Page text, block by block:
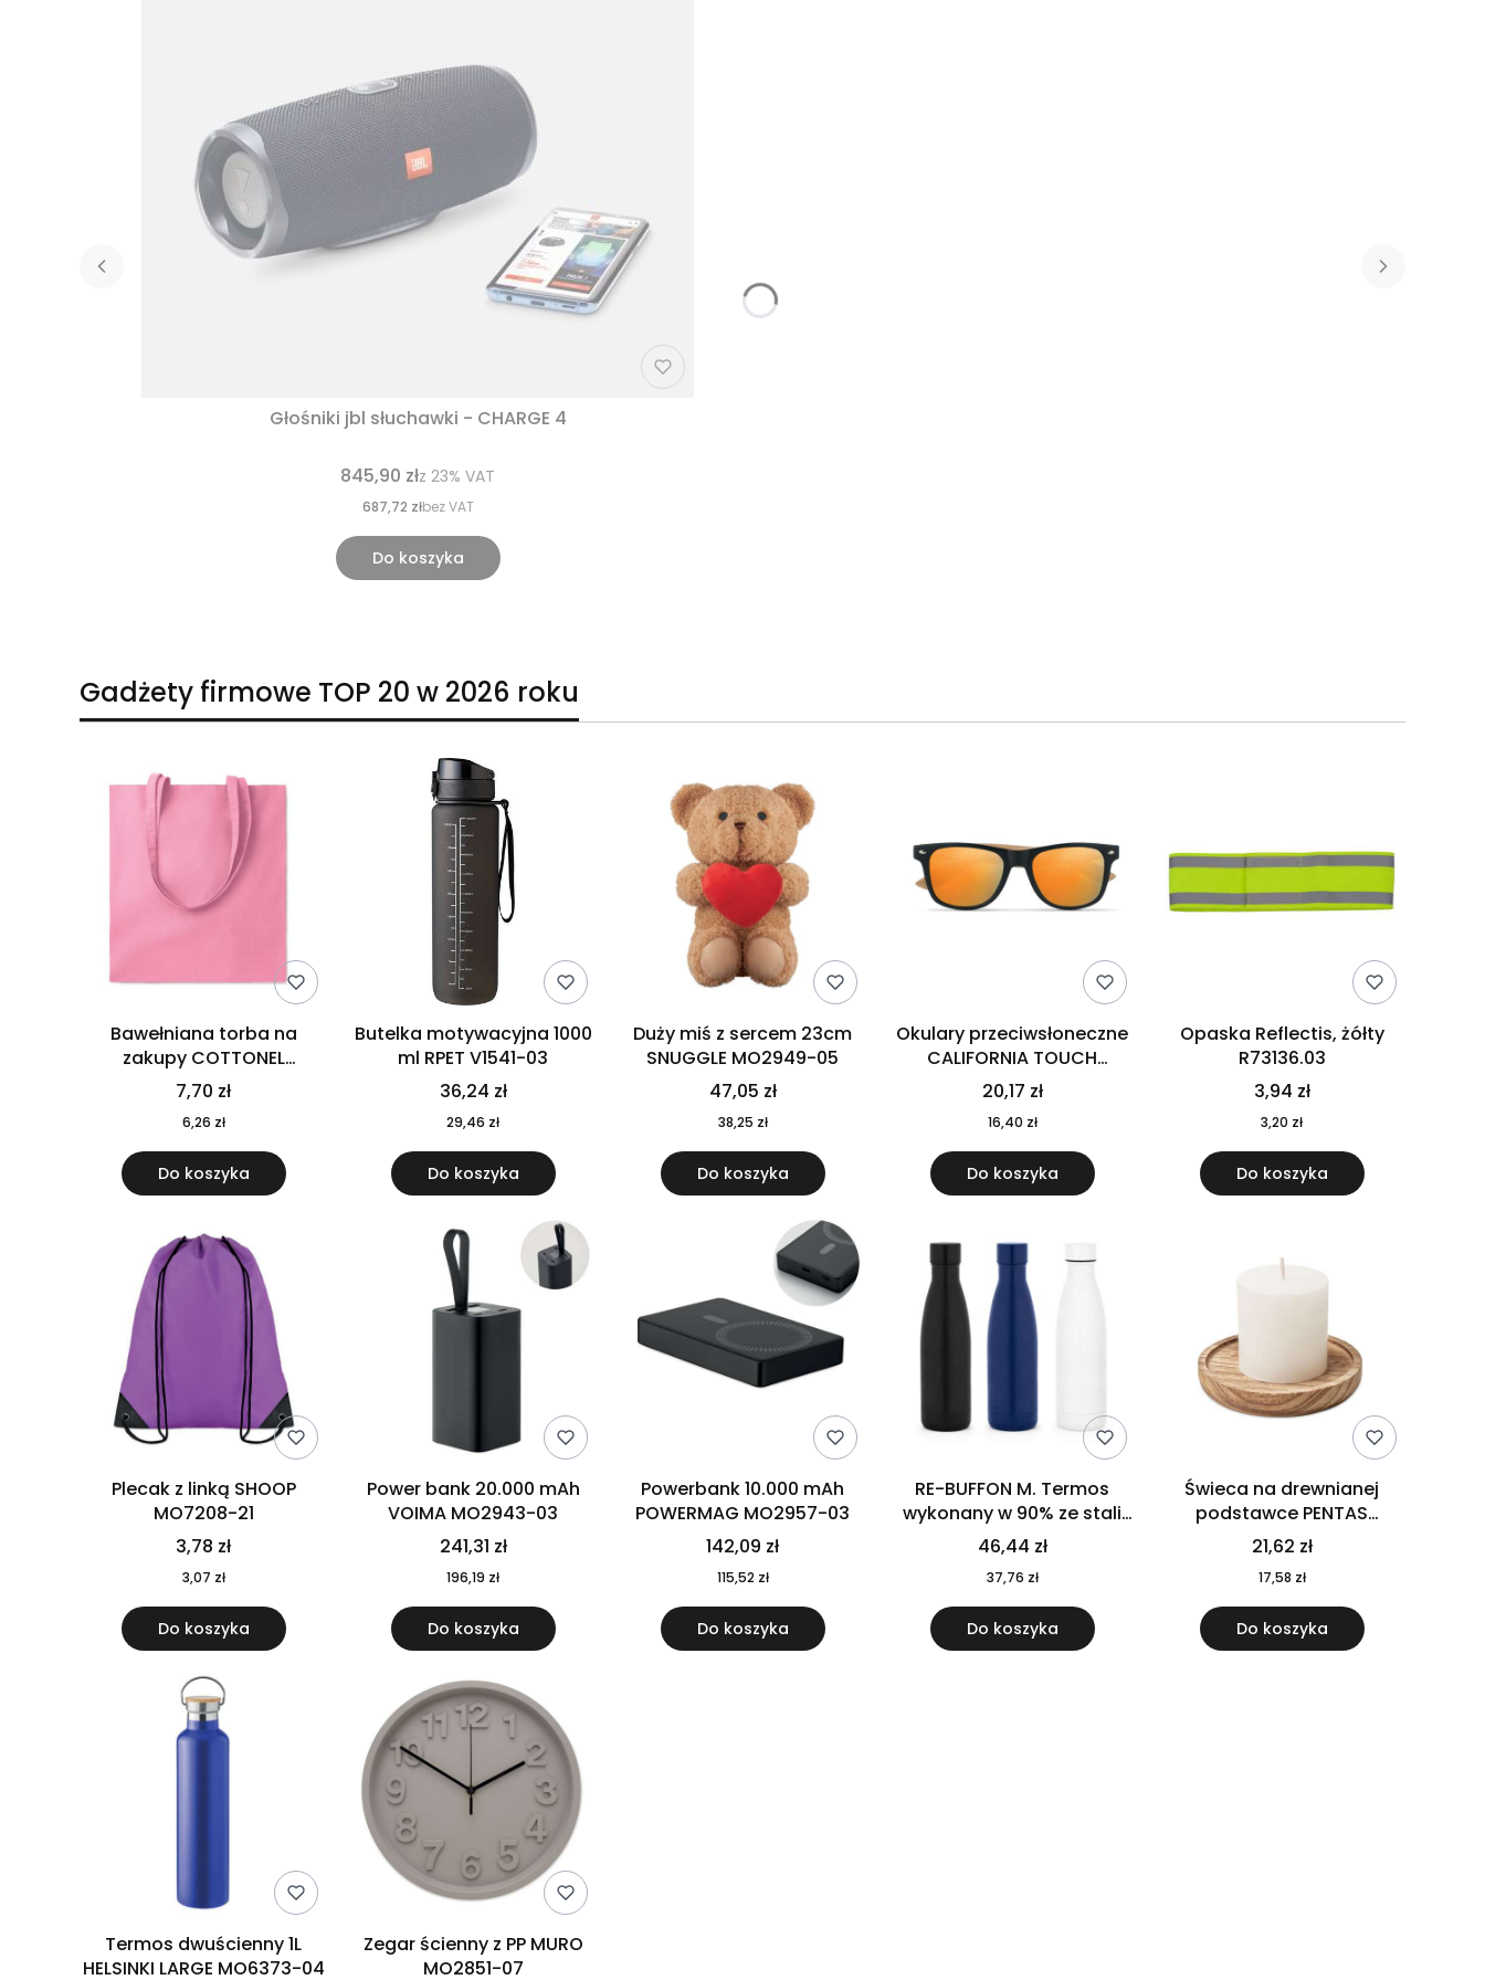
Głośniki jbl słuchawki - CHARGE 4
845,90 złz 23% VAT
687,72 złbez VAT
Do koszyka
Gadżety firmowe TOP 20 w 2026 roku
Bawełniana torba na
zakupy COTTONEL
COLOUR++ MO9846-11
7,70 zł
6,26 zł
Do koszyka
Butelka motywacyjna 1000
ml RPET V1541-03
36,24 zł
29,46 zł
Do koszyka
Duży miś z sercem 23cm
SNUGGLE MO2949-05
47,05 zł
38,25 zł
Do koszyka
Okulary przeciwsłoneczne
CALIFORNIA TOUCH
MO9617-10
20,17 zł
16,40 zł
Do koszyka
Opaska Reflectis, żółty
R73136.03
3,94 zł
3,20 zł
Do koszyka
Plecak z linką SHOOP
MO7208-21
3,78 zł
3,07 zł
Do koszyka
Power bank 20.000 mAh
VOIMA MO2943-03
241,31 zł
196,19 zł
Do koszyka
Powerbank 10.000 mAh
POWERMAG MO2957-03
142,09 zł
115,52 zł
Do koszyka
RE-BUFFON M. Termos
wykonany w 90% ze stali
nierdzewnej pochodzącej z
recyklingu 520 ml 94294
46,44 zł
37,76 zł
Do koszyka
Świeca na drewnianej
podstawce PENTAS
MO6282-40
21,62 zł
17,58 zł
Do koszyka
Termos dwuścienny 1L
HELSINKI LARGE MO6373-04
Zegar ścienny z PP MURO
MO2851-07